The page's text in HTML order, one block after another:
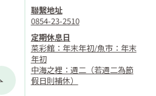
聯繫地址
0854-23-2510
定期休息日
菜彩館：年末年初/魚市：年末
年初
中海之裡：週二（若週二為節
假日則補休）